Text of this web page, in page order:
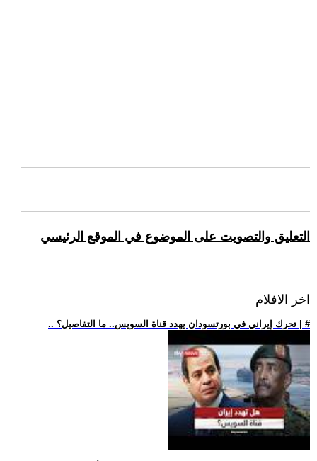
التعليق والتصويت على الموضوع في الموقع الرئيسي
اخر الافلام
.. تحرك إيراني في بورتسودان يهدد قناة السويس.. ما التفاصيل؟ | #